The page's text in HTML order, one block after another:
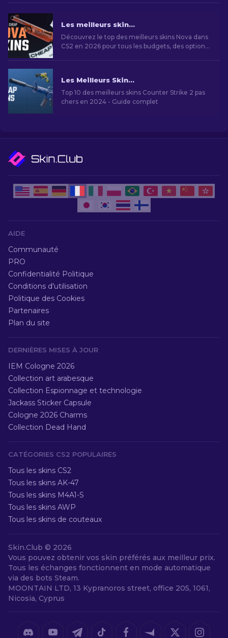
Les meilleurs skins de Nova dans CS2 pour tous les budgets [2026]
Découvrez le top des meilleurs skins Nova dans
CS2 en 2026 pour tous les budgets, des options
Les Meilleurs Skins Bon Marché dans CS2 [2026]
Top 10 des meilleurs skins Counter Strike 2 pas
chers en 2024 - Guide complet
AIDE
Communauté
PRO
Confidentialité Politique
Conditions d'utilisation
Politique des Cookies
Partenaires
Plan du site
DERNIÈRES MISES À JOUR
IEM Cologne 2026
Collection art arabesque
Collection Espionnage et technologie
Jackass Sticker Capsule
Cologne 2026 Charms
Collection Dead Hand
CATÉGORIES CS2 POPULAIRES
Tous les skins CS2
Tous les skins AK-47
Tous les skins M4A1-S
Tous les skins AWP
Tous les skins de couteaux
Skin.Club © 2026
Vous pouvez obtenir vos skin préférés aux meilleur prix.
Tous les échanges fonctionnent en mode automatique
via des bots Steam.
MOONTAIN LTD, 13 Kypranoros street, office 205, 1061,
Nicosia, Cyprus